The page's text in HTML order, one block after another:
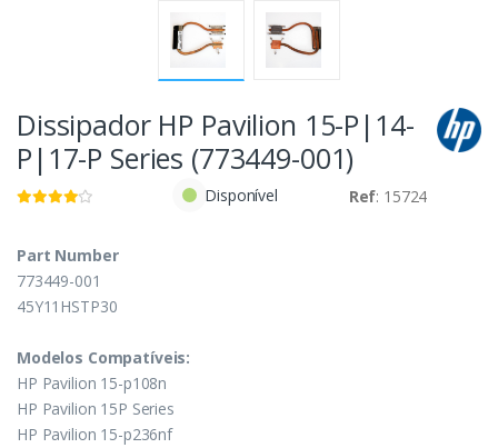
Dissipador HP Pavilion 15-P|14-
P|17-P Series (773449-001)
Disponível Ref: 15724
Part Number
773449-001
45Y11HSTP30
Modelos Compatíveis:
HP Pavilion 15-p108n
HP Pavilion 15P Series
HP Pavilion 15-p236nf